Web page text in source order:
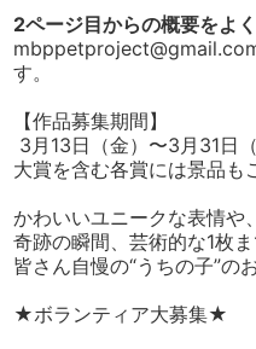
2ページ目からの概要をよ
す。
【作品募集期間】
3月13日（金）〜3月31日（
大賞を含む各賞には景品も
かわいいユニークな表情や、
奇跡の瞬間、芸術的な1枚
皆さん自慢の“うちの子”の
★ボランティア大募集★